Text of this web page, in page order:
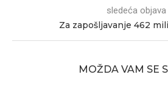
sledeća objava
Za zapošljavanje 462
MOŽDA VAM SE